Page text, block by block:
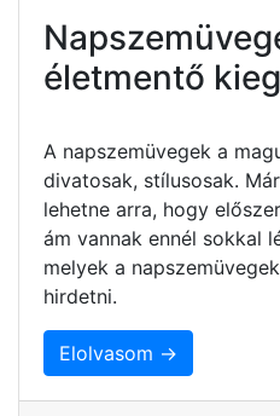
életmentő
A napszemüvegek a
divatosak, stílusosak.
lehetne arra, hogy
ám vannak ennél sokkal
melyek a
hirdetni.
Elolvasom →